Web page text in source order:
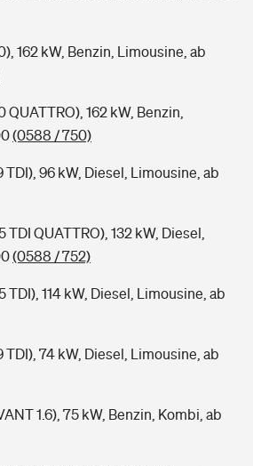
162 kW, Benzin, Limousine, ab
162 kW, Benzin,
(0588 / 750)
TDI), 96 kW, Diesel, Limousine, ab
QUATTRO), 132 kW, Diesel,
(0588 / 752)
TDI), 114 kW, Diesel, Limousine, ab
TDI), 74 kW, Diesel, Limousine, ab
1.6), 75 kW, Benzin, Kombi, ab